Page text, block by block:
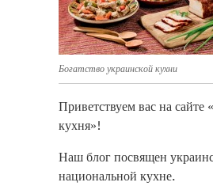
Богатство украинской кухни
Приветствуем вас на сайте
кухня»!
Наш блог посвящен
национальной кухне.